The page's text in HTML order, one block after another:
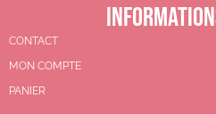
CONTACT
MON COMPTE
PANIER